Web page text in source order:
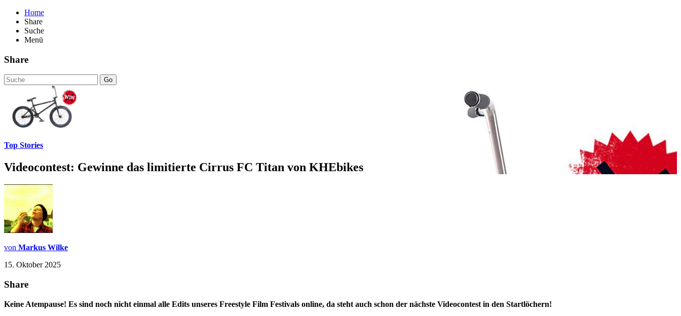
Home
Share
Suche
Menü
Share
Go
Top Stories
Videocontest: Gewinne das limitierte Cirrus FC Titan von KHEbikes
von Markus Wilke
15. Oktober 2025
Share
Keine Atempause! Es sind noch nicht einmal alle Edits unseres Freestyle Film Festivals online, da steht auch schon der nächste Videocontest in den Startlöchern!